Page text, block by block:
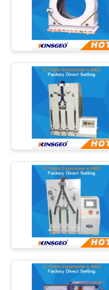
ขอ
แผนผัง
เว็บไซต์
PRIVACY
POLICY
อุณหภูมิ
ทดสอบ
แพคเก
อุปกรณ์